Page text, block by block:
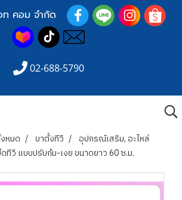
ท คอม จำกัด
02-688-5790
หมด ขาตั้งทีวี
อุปกรณ์เสริม, อะไหล่
ทีวี แบบปรับก้ม-เงย ขนาดยาว 60 ซ.ม.